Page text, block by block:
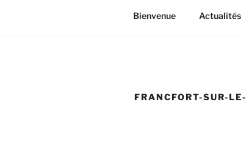
Bienvenue Actualités
FRANCFORT-SUR-